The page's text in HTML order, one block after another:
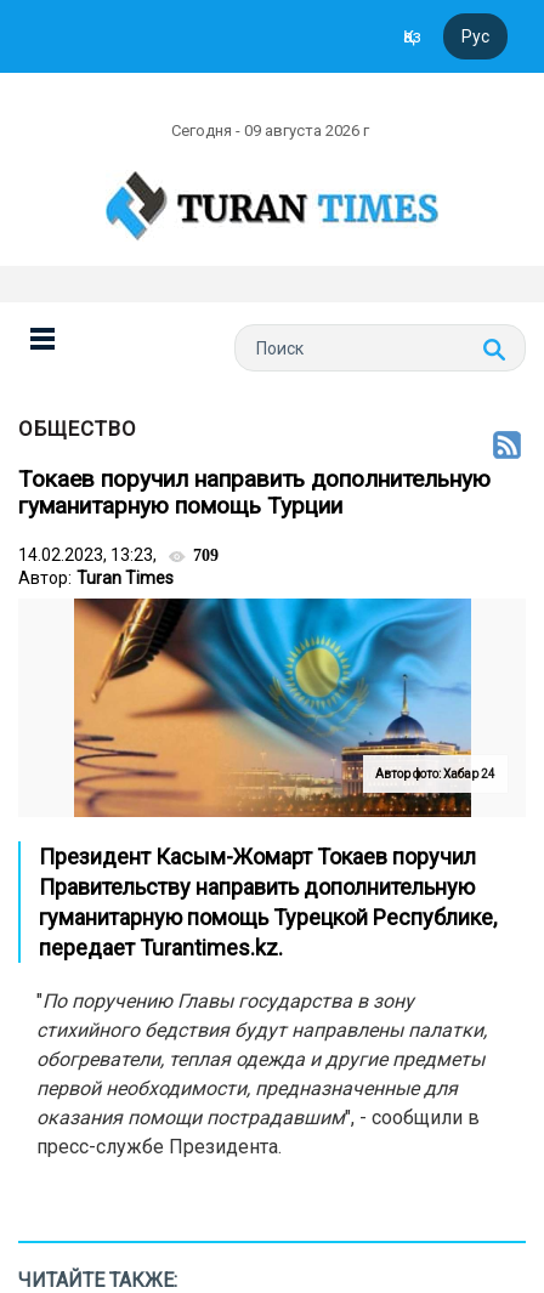
Қаз Рус
Сегодня - 09 августа 2026 г
ОБЩЕСТВО
Токаев поручил направить дополнительную
гуманитарную помощь Турции
14.02.2023, 13:23, 709
Автор: Turan Times
Автор фото: Хабар 24
Президент Касым-Жомарт Токаев поручил
Правительству направить дополнительную
гуманитарную помощь Турецкой Республике,
передает Turantimes.kz.
"По поручению Главы государства в зону
стихийного бедствия будут направлены палатки,
обогреватели, теплая одежда и другие предметы
первой необходимости, предназначенные для
оказания помощи пострадавшим", - сообщили в
пресс-службе Президента.
ЧИТАЙТЕ ТАКЖЕ: